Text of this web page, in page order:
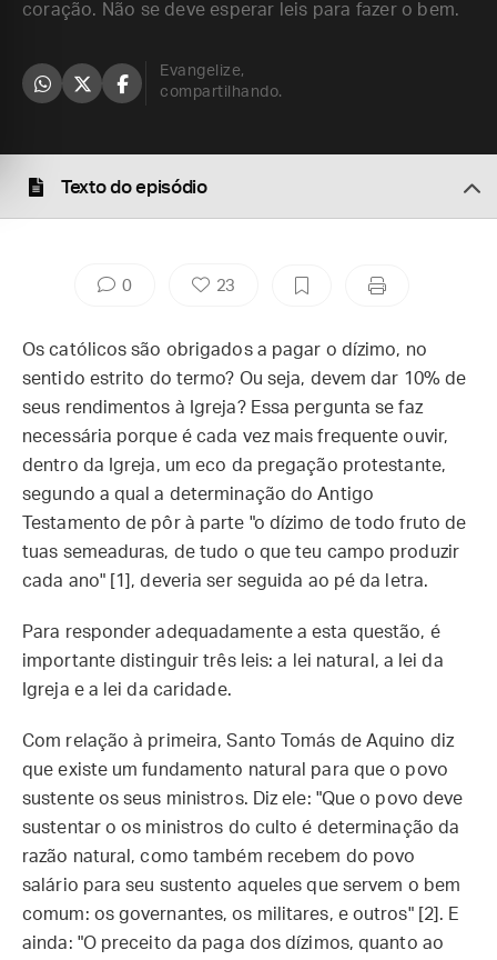
coração. Não se deve esperar leis para fazer o bem.
Evangelize,
compartilhando.
Texto do episódio
0 23
Os católicos são obrigados a pagar o dízimo, no
sentido estrito do termo? Ou seja, devem dar 10% de
seus rendimentos à Igreja? Essa pergunta se faz
necessária porque é cada vez mais frequente ouvir,
dentro da Igreja, um eco da pregação protestante,
segundo a qual a determinação do Antigo
Testamento de pôr à parte "o dízimo de todo fruto de
tuas semeaduras, de tudo o que teu campo produzir
cada ano" [1], deveria ser seguida ao pé da letra.
Para responder adequadamente a esta questão, é
importante distinguir três leis: a lei natural, a lei da
Igreja e a lei da caridade.
Com relação à primeira, Santo Tomás de Aquino diz
que existe um fundamento natural para que o povo
sustente os seus ministros. Diz ele: "Que o povo deve
sustentar o os ministros do culto é determinação da
razão natural, como também recebem do povo
salário para seu sustento aqueles que servem o bem
comum: os governantes, os militares, e outros" [2]. E
ainda: "O preceito da paga dos dízimos, quanto ao